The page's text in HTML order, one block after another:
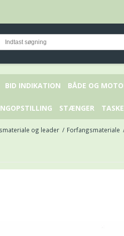
BID INDIKATION BÅDE OG
STÆNGER
og leader / Forfangsmateriale